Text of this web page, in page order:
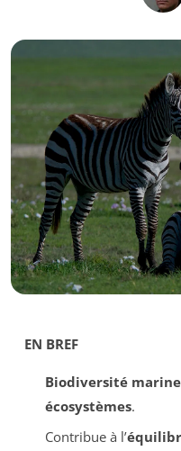
EN BREF
Biodiversité marine
écosystèmes.
Contribue à l’